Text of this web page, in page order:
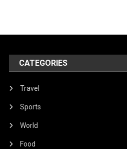
CATEGORIES
Travel
Sports
World
Food